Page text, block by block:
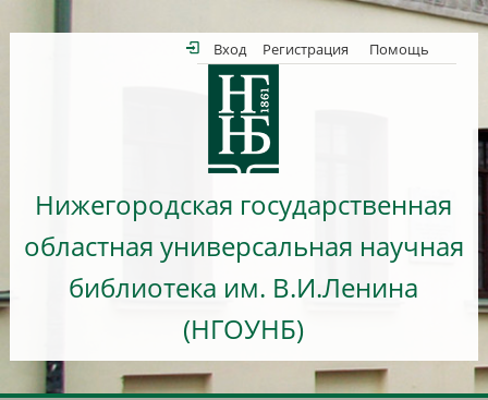
Вход Регистрация Помощь
Нижегородская государственная
областная универсальная научная
библиотека им. В.И.Ленина
(НГОУНБ)